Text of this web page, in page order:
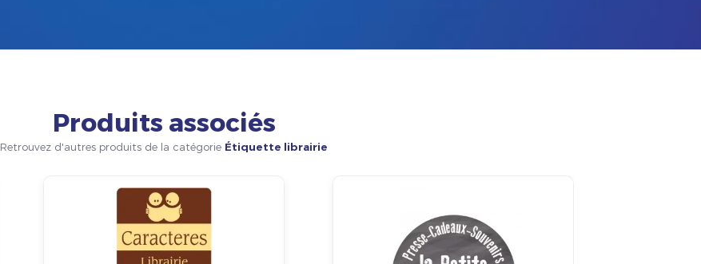
Produits associés
Retrouvez d'autres produits de la catégorie Étiquette librairie